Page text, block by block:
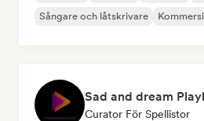
Sångare och låtskrivare
Sad and dream
Curator För Spellistor